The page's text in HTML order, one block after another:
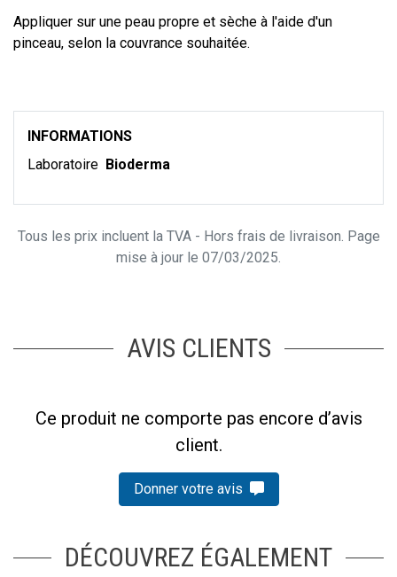
Appliquer sur une peau propre et sèche à l'aide d'un
pinceau, selon la couvrance souhaitée.
INFORMATIONS
Laboratoire Bioderma
Tous les prix incluent la TVA - Hors frais de livraison. Page
mise à jour le 07/03/2025.
AVIS CLIENTS
Ce produit ne comporte pas encore d’avis
client.
Donner votre avis
DÉCOUVREZ ÉGALEMENT